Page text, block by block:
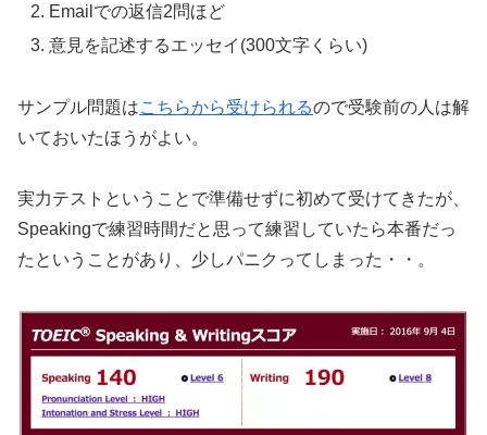
Emailでの返信2問ほど
意見を記述するエッセイ(300文字くらい)
サンプル問題はこちらから受けられるので受験前の人は解
いておいたほうがよい。
実力テストということで準備せずに初めて受けてきたが、
Speakingで練習時間だと思って練習していたら本番だっ
たということがあり、少しパニクってしまった・・。